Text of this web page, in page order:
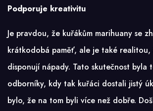
Podporuje kreativitu
Je pravdou, že kuřákům marihuany se
krátkodobá paměť, ale je také
disponují nápady. Tato skutečnost byla
odborníky, kdy tak kuřáci dostali jistý
bylo, že na tom byli více než dobře.